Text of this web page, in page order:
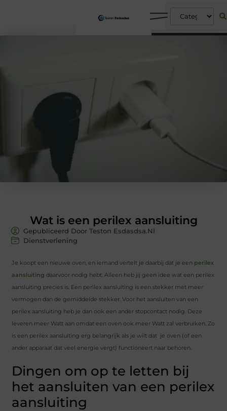
Wat is een perilex aansluiting
Gepubliceerd Door Teston Esdasdsa.nl
Dienstverlening
Je koopt een nieuwe oven, en iemand vertelt je daarbij dat je een perilex
aansluiting daarvoor nodig hebt. Alleen heb jij geen idee wat een perilex
aansluiting precies is. Een perilex aansluiting is een stekker met meer
vermogen dan de gemiddelde stekker. Voor het aansluiten van een
perilex aansluiting heb je dan ook een ander stopcontact nodig. Deze
leveren meer Watt aan omdat een oven ook meer Watt zal verbruiken. Zo
is een perilex aansluiting erg belangrijk als je wilt dat je oven (of een
ander apparaat dat veel energie vergt) functioneert naar behoren.
Dingen om op te letten bij
het aansluiten van een perilex
aansluiting